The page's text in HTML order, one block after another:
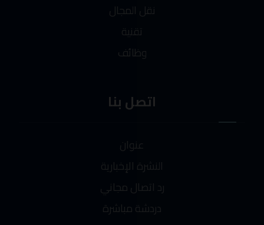
نقل المجال
تقنية
وظائف
اتصل بنا
عنوان
النشرة الإخبارية
رد اتصال مجاني
دردشة مباشرة